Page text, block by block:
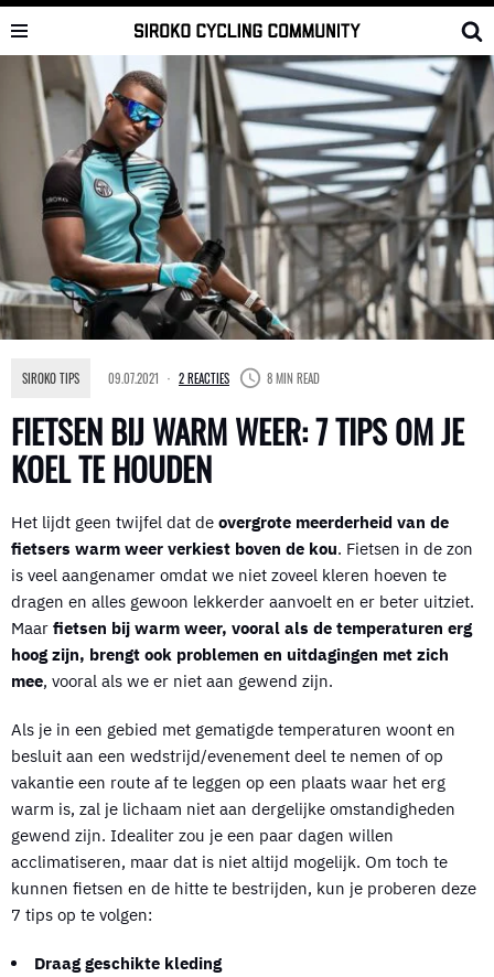
Skip
to
content
FIETSEN BIJ WARM WEER: 7 TIPS OM JE
KOEL TE HOUDEN
SIROKO TIPS 09.07.2021 2 REACTIES 8 MIN READ
Het lijdt geen twijfel dat de overgrote meerderheid van de
fietsers warm weer verkiest boven de kou. Fietsen in de zon
is veel aangenamer omdat we niet zoveel kleren hoeven te
dragen en alles gewoon lekkerder aanvoelt en er beter uitziet.
Maar fietsen bij warm weer, vooral als de temperaturen erg
hoog zijn, brengt ook problemen en uitdagingen met zich
mee, vooral als we er niet aan gewend zijn.
Als je in een gebied met gematigde temperaturen woont en
besluit aan een wedstrijd/evenement deel te nemen of op
vakantie een route af te leggen op een plaats waar het erg
warm is, zal je lichaam niet aan dergelijke omstandigheden
gewend zijn. Idealiter zou je een paar dagen willen
acclimatiseren, maar dat is niet altijd mogelijk. Om toch te
kunnen fietsen en de hitte te bestrijden, kun je proberen deze
7 tips op te volgen:
Draag geschikte kleding